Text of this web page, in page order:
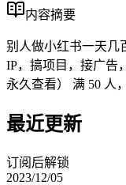
内容摘要
别人做小红书一天几
IP，搞项目，接广告
永久查看） 满 50 人
最近更新
订阅后解锁
2023/12/05